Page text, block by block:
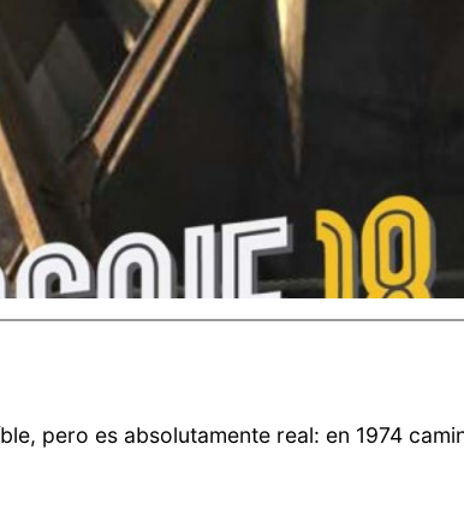
pero es absolutamente real: en 1974